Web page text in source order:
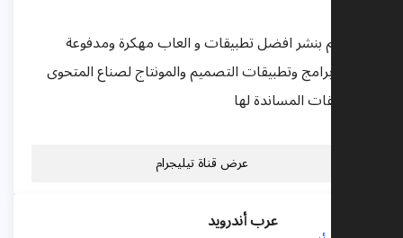
اننا نهتم بنشر افضل تطبيقات و العاب مهكرة ومدفوعة
وجميع برامج وتطبيقات التصميم والمونتاج لصناع المتحوى
والتطبيقات المساندة لها
عرض قناة تيليجرام
عرب أندرويد